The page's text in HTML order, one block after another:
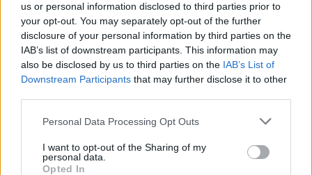
us or personal information disclosed to third parties prior to
your opt-out. You may separately opt-out of the further
disclosure of your personal information by third parties on the
IAB’s list of downstream participants. This information may
also be disclosed by us to third parties on the IAB’s List of
Downstream Participants that may further disclose it to other
Personal Data Processing Opt Outs
I want to opt-out of the Sharing of my
personal data.
Opted In